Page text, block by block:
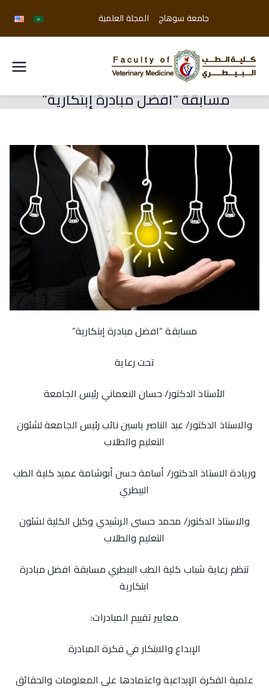
جامعة سوهاج المجلة العلمية
الطب
البيطري
جامعة
سوهاج
مسابقة “افضل مبادرة إبتكارية”
مسابقة “افضل مبادرة إبتكارية”
تحت رعاية
الأستاذ الدكتور/ حسان النعماني رئيس الجامعة
والاستاذ الدكتور/ عبد الناصر ياسين نائب رئيس الجامعة لشئون
التعليم والطلاب
وريادة الاستاذ الدكتور/ أسامة حسن أبوشامة عميد كلية الطب
البيطري
والاستاذ الدكتور/ محمد حسنى الرشيدي وكيل الكلية لشئون
التعليم والطلاب
تنظم رعاية شباب كلية الطب البيطري مسابقة افضل مبادرة
ابتكارية
معايير تقييم المبادرات:
الإبداع والابتكار في فكرة المبادرة
علمية الفكرة الإبداعية واعتمادها على المعلومات والحقائق